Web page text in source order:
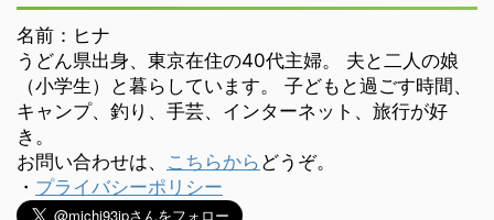
名前：ヒナ
うどん県出身、東京在住の40代主婦。 夫と二人の娘
（小学生）と暮らしています。 子どもと過ごす時間、
キャンプ、釣り、手芸、インターネット、旅行が好
き。
お問い合わせは、 こちらから どうぞ。
・ プライバシーポリシー